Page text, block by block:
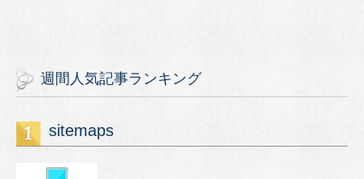
週間人気記事ランキング
sitemaps